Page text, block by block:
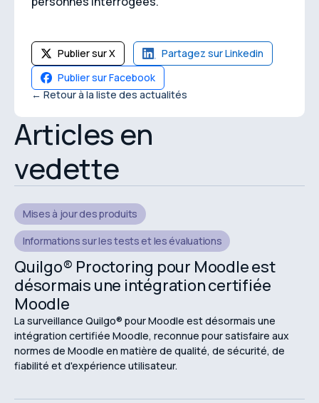
Publier sur X
Partagez sur Linkedin
Publier sur Facebook
← Retour à la liste des actualités
Articles en
vedette
Mises à jour des produits
Informations sur les tests et les évaluations
Quilgo® Proctoring pour Moodle est
désormais une intégration certifiée
Moodle
La surveillance Quilgo® pour Moodle est désormais une
intégration certifiée Moodle, reconnue pour satisfaire aux
normes de Moodle en matière de qualité, de sécurité, de
fiabilité et d'expérience utilisateur.